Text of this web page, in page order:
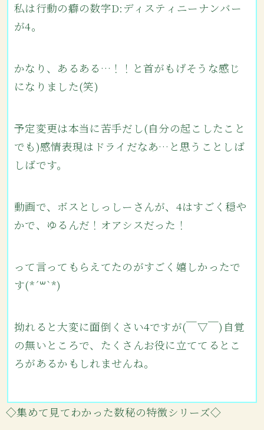
私は行動の癖の数字D:ディスティニーナンバー
が4。
かなり、あるある…！！と首がもげそうな感じ
になりました(笑)
予定変更は本当に苦手だし(自分の起こしたこと
でも)感情表現はドライだなあ…と思うことしば
しばです。
動画で、ボスとしっしーさんが、4はすごく穏や
かで、ゆるんだ！オアシスだった！
って言ってもらえてたのがすごく嬉しかったで
す(*´꒳`*)
拗れると大変に面倒くさい4ですが(￣▽￣)自覚
の無いところで、たくさんお役に立ててるとこ
ろがあるかもしれませんね。
◇集めて見てわかった数秘の特徴シリーズ◇